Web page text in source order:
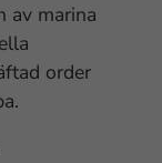
av marina
order